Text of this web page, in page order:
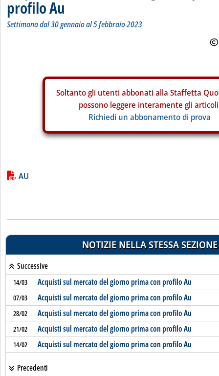
profilo Au
Settimana dal 30 gennaio al 5 febbraio 2023
Soltanto gli utenti abbonati alla Staffetta
possono leggere interamente gli
Richiedi un abbonamento di prova
Lista allegati PDF alla notizia
AU
NOTIZIE NELLA STESSA SEZIONE
Successive
14/03 Acquisti sul mercato del giorno prima con profilo Au
07/03 Acquisti sul mercato del giorno prima con profilo Au
28/02 Acquisti sul mercato del giorno prima con profilo Au
21/02 Acquisti sul mercato del giorno prima con profilo Au
14/02 Acquisti sul mercato del giorno prima con profilo Au
Precedenti